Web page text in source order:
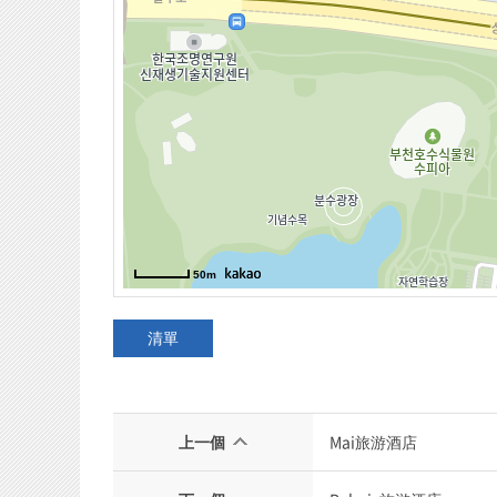
清單
上一個 Mai旅游酒店